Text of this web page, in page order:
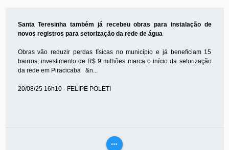
Santa Teresinha também já recebeu obras para instalação de
novos registros para setorização da rede de água
Obras vão reduzir perdas físicas no município e já beneficiam 15
bairros; investimento de R$ 9 milhões marca o início da setorização
da rede em Piracicaba &n...
20/08/25 16h10 - FELIPE POLETI
more_horiz